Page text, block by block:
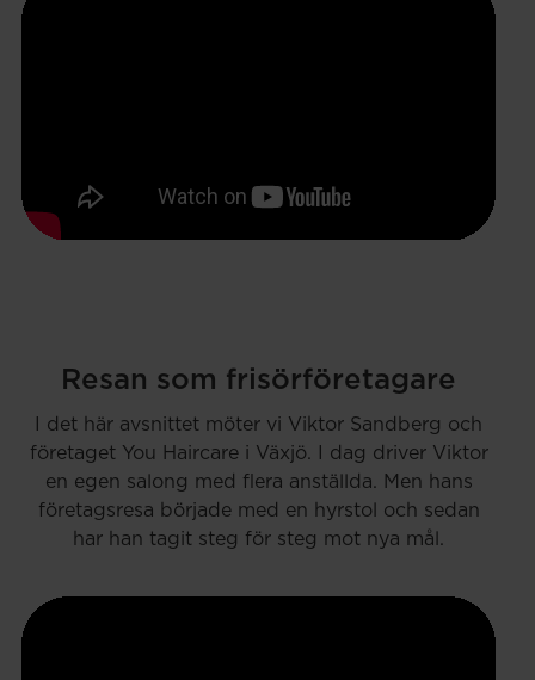
Resan som frisörföretagare
I det här avsnittet möter vi Viktor Sandberg och
företaget You Haircare i Växjö. I dag driver Viktor
en egen salong med flera anställda. Men hans
företagsresa började med en hyrstol och sedan
har han tagit steg för steg mot nya mål.